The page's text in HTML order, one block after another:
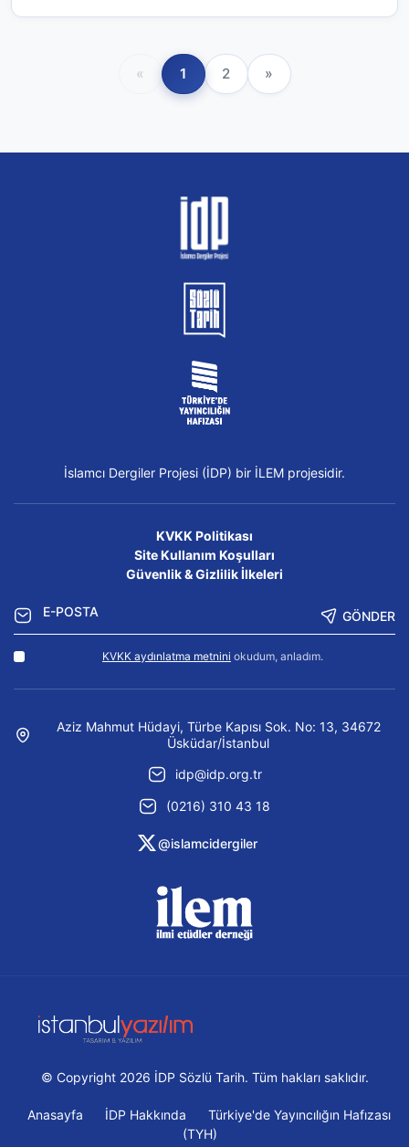
« 1 2 »
İslamcı Dergiler Projesi (İDP) bir İLEM projesidir.
KVKK Politikası
Site Kullanım Koşulları
Güvenlik & Gizlilik İlkeleri
GÖNDER
KVKK aydınlatma metnini okudum, anladım.
Aziz Mahmut Hüdayi, Türbe Kapısı Sok. No: 13, 34672
Üsküdar/İstanbul
idp@idp.org.tr
(0216) 310 43 18
@islamcidergiler
© Copyright 2026 İDP Sözlü Tarih. Tüm hakları saklıdır.
Anasayfa İDP Hakkında
Türkiye'de Yayıncılığın Hafızası
(TYH)